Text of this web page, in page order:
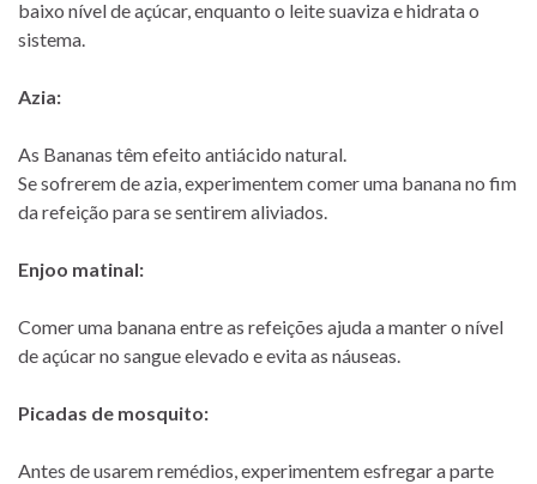
baixo nível de açúcar, enquanto o leite suaviza e hidrata o
sistema.
Azia:
As Bananas têm efeito antiácido natural.
Se sofrerem de azia, experimentem comer uma banana no fim
da refeição para se sentirem aliviados.
Enjoo matinal:
Comer uma banana entre as refeições ajuda a manter o nível
de açúcar no sangue elevado e evita as náuseas.
Picadas de mosquito:
Antes de usarem remédios, experimentem esfregar a parte